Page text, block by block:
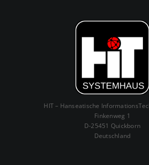
HIT – Hanseatische
Finkenweg 1
D-25451 Quickborn
Deutschland